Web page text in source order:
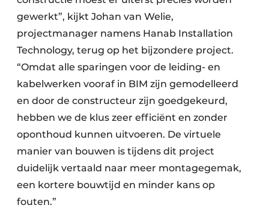
gewerkt”, kijkt Johan van Welie,
projectmanager namens Hanab Installation
Technology, terug op het bijzondere project.
“Omdat alle sparingen voor de leiding- en
kabelwerken vooraf in BIM zijn gemodelleerd
en door de constructeur zijn goedgekeurd,
hebben we de klus zeer efficiënt en zonder
oponthoud kunnen uitvoeren. De virtuele
manier van bouwen is tijdens dit project
duidelijk vertaald naar meer montagegemak,
een kortere bouwtijd en minder kans op
fouten.”